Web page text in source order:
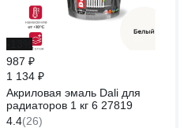
987 ₽
1 134 ₽
Акриловая эмаль Dali для
радиаторов 1 кг 6 27819
4.4(26)